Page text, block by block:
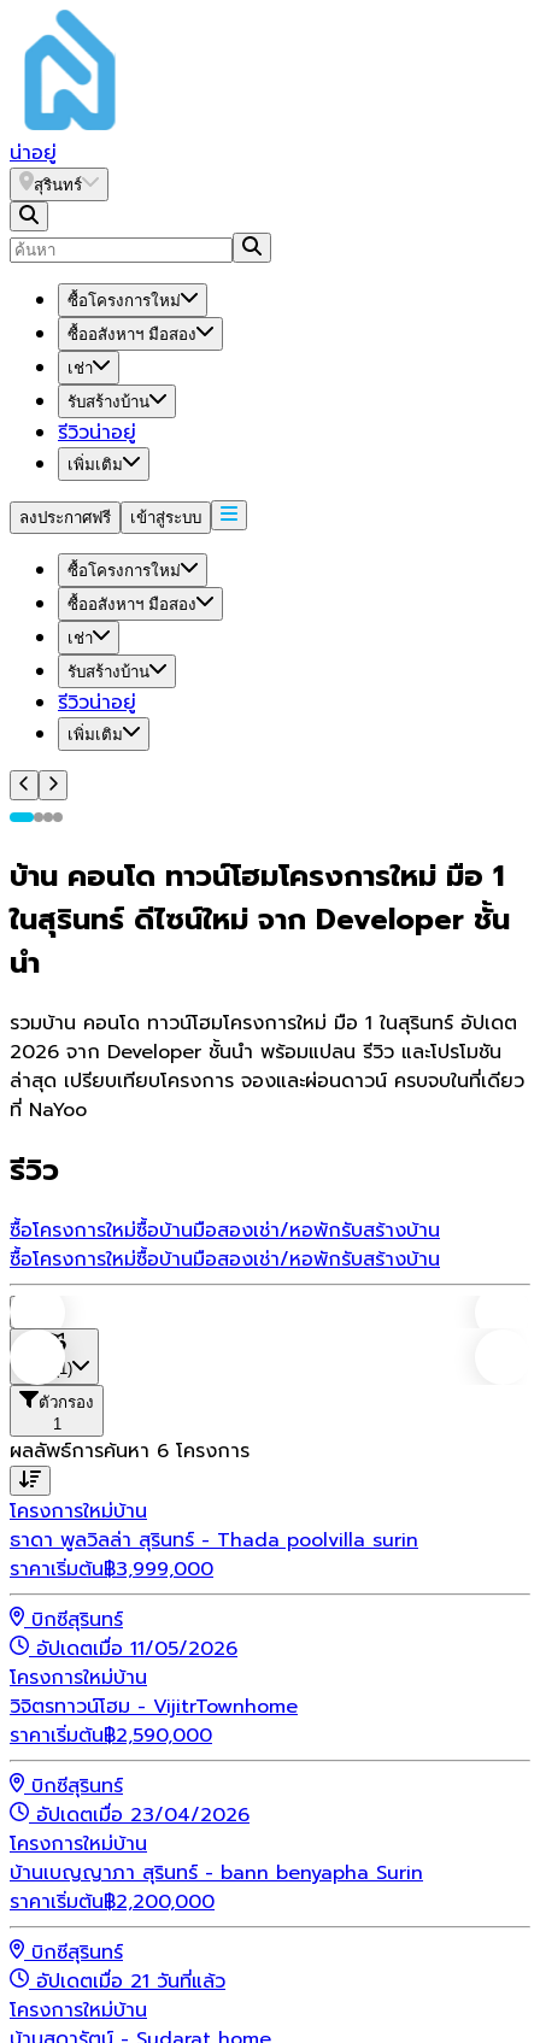
น่าอยู่
สุรินทร์
ซื้อโครงการใหม่
ซื้ออสังหาฯ มือสอง
เช่า
รับสร้างบ้าน
รีวิวน่าอยู่
เพิ่มเติม
ลงประกาศฟรี เข้าสู่ระบบ
ซื้อโครงการใหม่
ซื้ออสังหาฯ มือสอง
เช่า
รับสร้างบ้าน
รีวิวน่าอยู่
เพิ่มเติม
บ้าน คอนโด ทาวน์โฮมโครงการใหม่ มือ 1
ในสุรินทร์ ดีไซน์ใหม่ จาก Developer ชั้น
นำ
รวมบ้าน คอนโด ทาวน์โฮมโครงการใหม่ มือ 1 ในสุรินทร์ อัปเดต
2026 จาก Developer ชั้นนำ พร้อมแปลน รีวิว และโปรโมชัน
ล่าสุด เปรียบเทียบโครงการ จองและผ่อนดาวน์ ครบจบในที่เดียว
ที่ NaYoo
รีวิว
ซื้อโครงการใหม่ซื้อบ้านมือสองเช่า/หอพักรับสร้างบ้าน
ซื้อโครงการใหม่ซื้อบ้านมือสองเช่า/หอพักรับสร้างบ้าน
(1)
ตัวกรอง
1
ผลลัพธ์การค้นหา 6 โครงการ
โครงการใหม่บ้าน
ธาดา พูลวิลล่า สุรินทร์ - Thada poolvilla surin
ราคาเริ่มต้น฿3,999,000
บิกซีสุรินทร์
อัปเดตเมื่อ 11/05/2026
โครงการใหม่บ้าน
วิจิตรทาวน์โฮม - VijitrTownhome
ราคาเริ่มต้น฿2,590,000
บิกซีสุรินทร์
อัปเดตเมื่อ 23/04/2026
โครงการใหม่บ้าน
บ้านเบญญาภา สุรินทร์ - bann benyapha Surin
ราคาเริ่มต้น฿2,200,000
บิกซีสุรินทร์
อัปเดตเมื่อ 21 วันที่แล้ว
โครงการใหม่บ้าน